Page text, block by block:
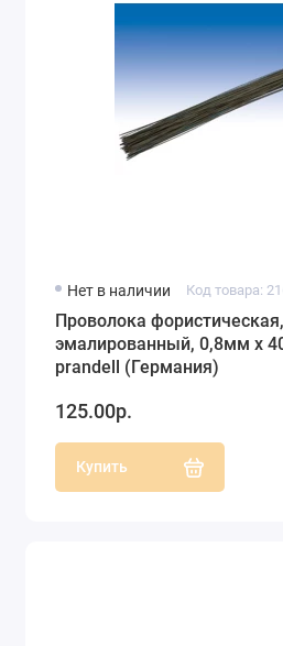
Нет в наличии Код товара:
Проволока
эмалированный, 0,8мм х
prandell (Германия)
125.00р.
Купить